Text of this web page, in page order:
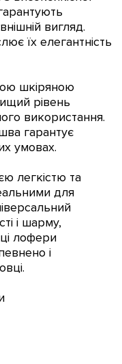
вигляд.
їх елегантність
шкіряною
рівень
використання.
гарантує
умовах.
легкістю та
для
і шарму,
лофери
і